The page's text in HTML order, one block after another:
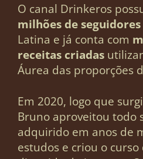
O canal Drinkeros
milhões de seguidores
Latina e já conta com
receitas criadas
Áurea das proporções
Em 2020, logo que
Bruno aproveitou todo
adquirido em anos de
estudos e criou o